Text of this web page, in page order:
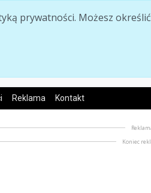
prywatności. Możesz
Reklama Kontakt
Koniec